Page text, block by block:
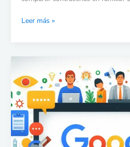
Leer más »
Search:
comentarios
en
los
resultados
de
búsqueda